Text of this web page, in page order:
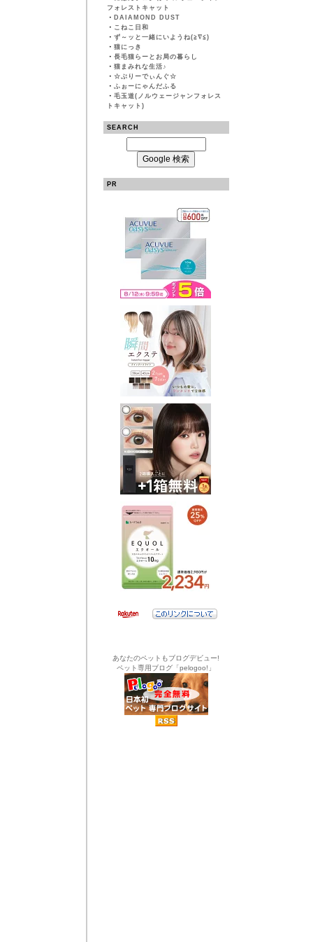
フォレストキャット
・ DAIAMOND DUST
・ こねこ日和
・ ず～ッと一緒にいようね(≧∇≦)
・ 猫にっき
・ 長毛猫らーとお局の暮らし
・ 猫まみれな生活♪
・ ☆ぶりーでぃんぐ☆
・ ふぉーにゃんだふる
・ 毛玉道(ノルウェージャンフォレス
トキャット)
SEARCH
PR
あなたのペットもブログデビュー!
ペット専用ブログ「pelogoo!」